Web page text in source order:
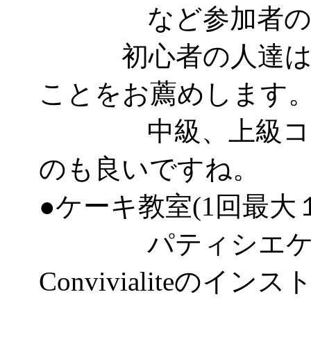
など参加者のレ
初心者の人達は
ことをお薦めします
中級、上級コー
のも良いですね。
●ケーキ教室(1回最大
パティシエケー
Convivialiteのインス